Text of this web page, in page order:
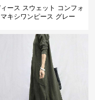
ース スウェット コンフォ
キシワンピース グレー